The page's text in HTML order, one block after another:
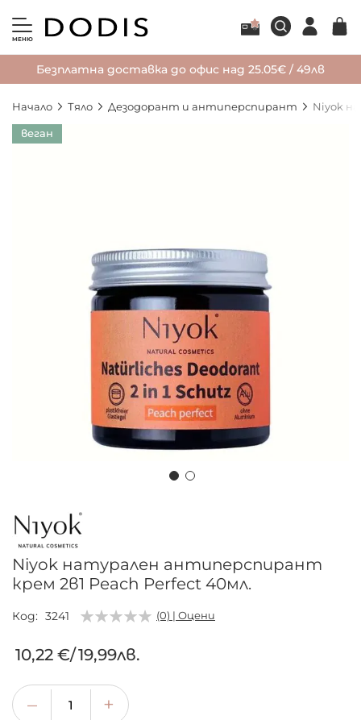
МЕНЮ
Безплатна доставка до офис над 25.05€ / 49лв
Начало Тяло Дезодорант и антиперспирант Niyok
веган
Преминете
изображенията
към
началото
на
галерия
със
снимки
Niyok натурален антиперспирант
крем 2в1 Peach Perfect 40мл.
Код 3241 (0) | Оцени
10,22 €/19,99лв.